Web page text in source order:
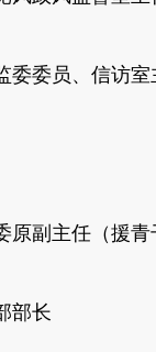
委委员、信访
原副主任（援青
部长